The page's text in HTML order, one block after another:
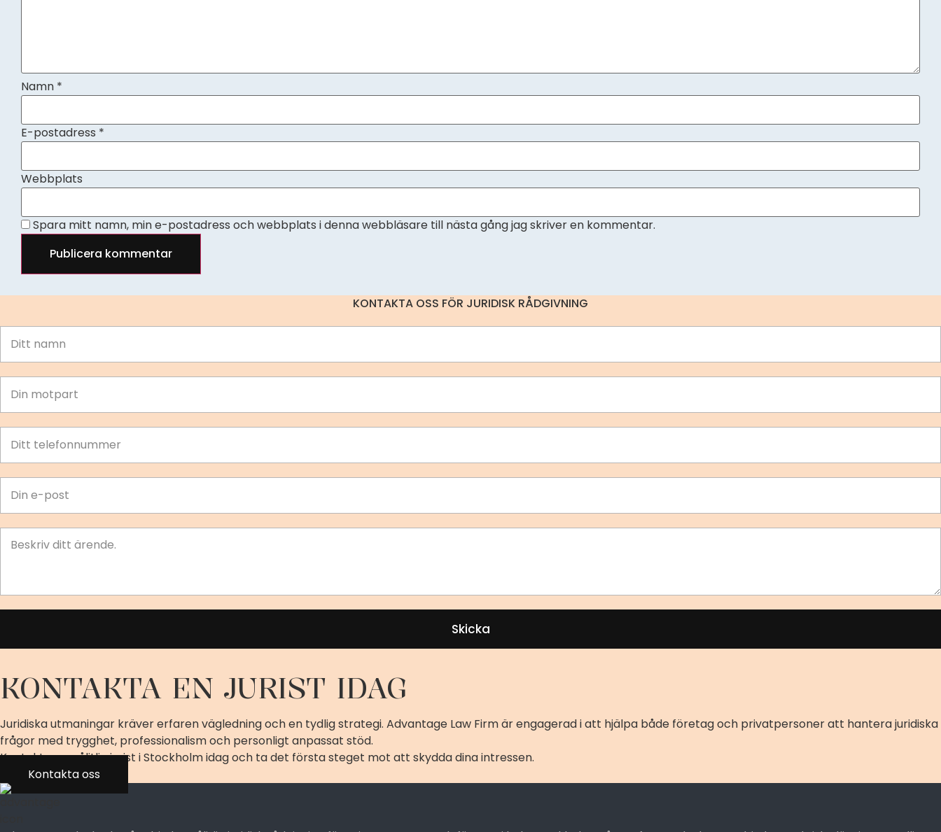
Namn *
E-postadress *
Webbplats
Spara mitt namn, min e-postadress och webbplats i denna webbläsare till nästa gång jag skriver en kommentar.
KONTAKTA OSS FÖR JURIDISK RÅDGIVNING
Skicka
KONTAKTA EN JURIST IDAG
Juridiska utmaningar kräver erfaren vägledning och en tydlig strategi. Advantage Law Firm är engagerad i att hjälpa både företag och privatpersoner att hantera juridiska
frågor med trygghet, professionalism och personligt anpassat stöd.
Kontakta en pålitlig jurist i Stockholm idag och ta det första steget mot att skydda dina intressen.
Kontakta oss